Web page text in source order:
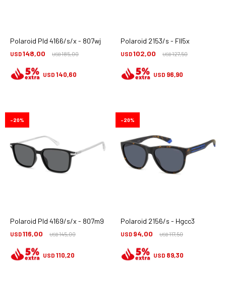
Polaroid Pld 4166/s/x - 807wj
USD148,00 USD185,00
USD 140,60
Polaroid 2153/s - Fll5x
USD102,00 USD127,50
USD 96,90
Polaroid Pld 4169/s/x - 807m9
USD116,00 USD145,00
20
USD 110,20
Polaroid 2156/s - Hgcc3
USD 94,00 USD117,50
20
USD 89,30